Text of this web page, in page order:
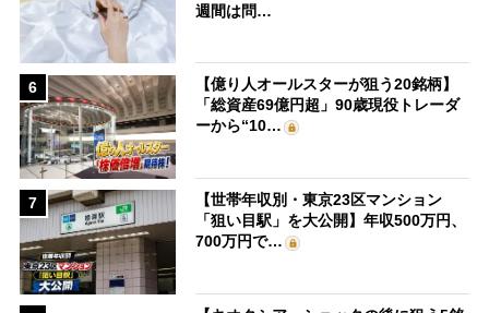
週間は問…
6
【億り人オールスターが狙う20銘柄】
「総資産69億円超」90歳現役トレーダ
ーから“10…
7
【世帯年収別・東京23区マンション
「狙い目駅」を大公開】年収500万円、
700万円で…